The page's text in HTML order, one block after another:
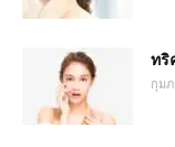
ทริ
กุม